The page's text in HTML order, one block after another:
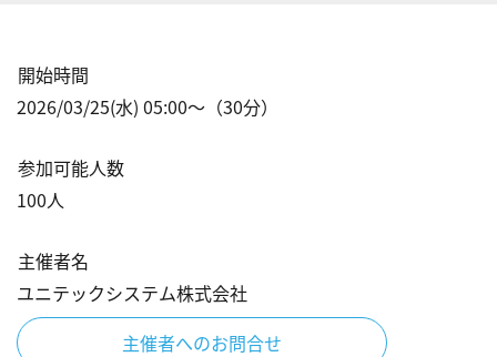
開始時間
2026/03/25(水) 05:00〜（30分）
参加可能人数
100人
主催者名
ユニテックシステム株式会社
主催者へのお問合せ